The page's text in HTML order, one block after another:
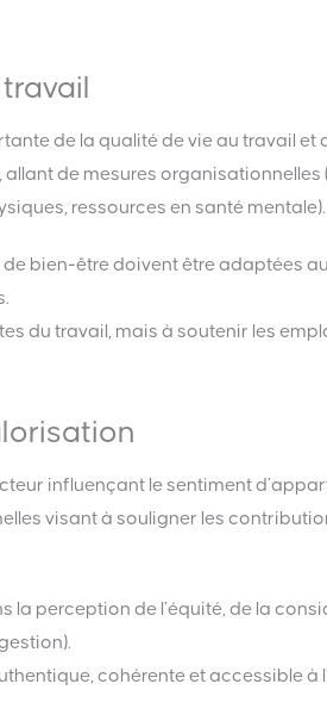
de la qualité de vie au travail
de mesures
ressources en santé mentale).
bien-être doivent être adaptées
du travail, mais à soutenir les
influençant le sentiment
visant à souligner les
la perception de l’équité, de la
cohérente et accessible à